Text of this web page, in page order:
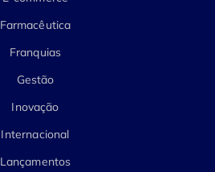
Farmacêutica
Franquias
Gestão
Inovação
Internacional
Lançamentos